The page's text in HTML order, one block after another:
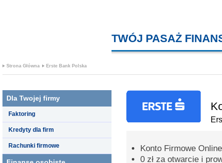
TWÓJ PASAŻ
Strona Główna Erste Bank Polska
Dla Twojej firmy
Faktoring
Kredyty dla firm
Rachunki firmowe
Konto Firmowe Online
0 zł za otwarcie i